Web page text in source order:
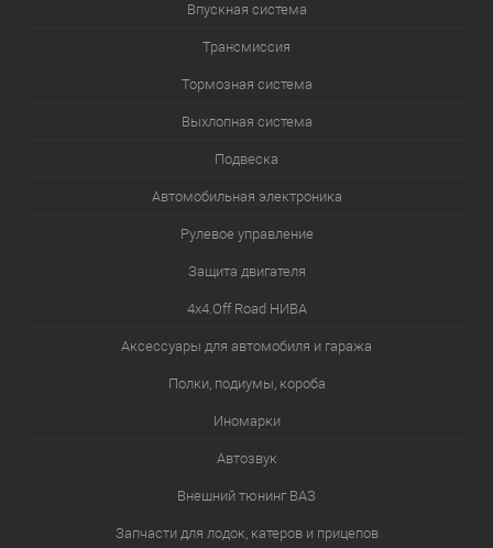
Впускная система
Трансмиссия
Тормозная система
Выхлопная система
Подвеска
Автомобильная электроника
Рулевое управление
Защита двигателя
4х4.Off Road НИВА
Аксессуары для автомобиля и гаража
Полки, подиумы, короба
Иномарки
Автозвук
Внешний тюнинг ВАЗ
Запчасти для лодок, катеров и прицепов